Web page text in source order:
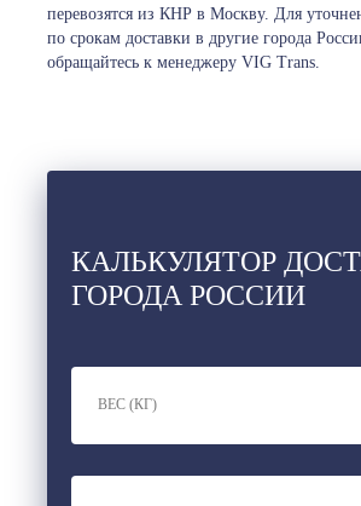
перевозятся из КНР в Москву. Для
по срокам доставки в другие города
обращайтесь к менеджеру VIG Trans.
КАЛЬКУЛЯТОР
ГОРОДА РОССИИ